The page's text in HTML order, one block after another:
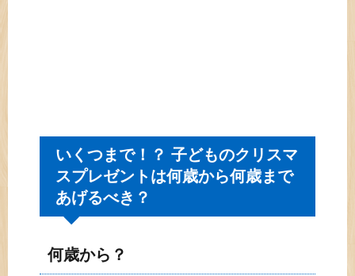
いくつまで！？ 子どものクリスマ
スプレゼントは何歳から何歳まで
あげるべき？
何歳から？